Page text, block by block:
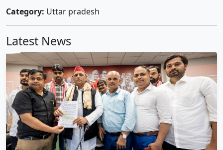
Category: Uttar pradesh
Latest News